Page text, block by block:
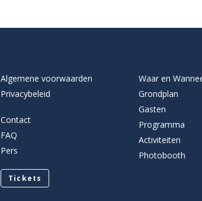
Algemene voorwaarden
Privacybeleid
Contact
FAQ
Pers
Tickets
Waar en
Grondplan
Gasten
Programma
Activiteiten
Photobooth